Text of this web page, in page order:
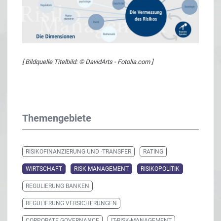
[ Bildquelle Titelbild: © DavidArts - Fotolia.com ]
Themengebiete
RISIKOFINANZIERUNG UND -TRANSFER RATING
WIRTSCHAFT RISK MANAGEMENT RISIKOPOLITIK
REGULIERUNG BANKEN
REGULIERUNG VERSICHERUNGEN